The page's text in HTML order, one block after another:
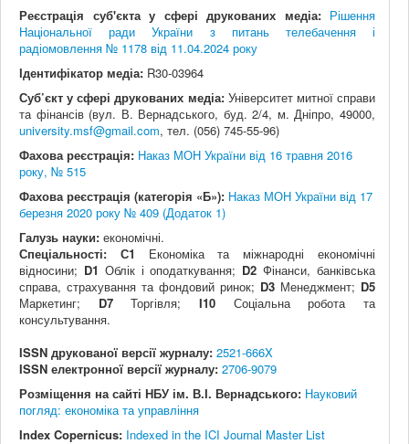
Реєстрація суб'єкта у сфері друкованих медіа: Рішення
Національної ради України з питань телебачення і
радіомовлення № 1178 від 11.04.2024 року
Ідентифікатор медіа: R30-03964
Суб’єкт у сфері друкованих медіа:Університет митної справи
та фінансів (вул. В. Вернадського, буд. 2/4, м. Дніпро, 49000,
university.msf@gmail.com, тел. (056) 745-55-96)
Фахова реєстрація: Наказ МОН України від 16 травня 2016
року, № 515
Фахова реєстрація (категорія «Б»): Наказ МОН України від 17
березня 2020 року № 409 (Додаток 1)
Галузь науки: економічні.
Спеціальності:
С1 Економіка та міжнародні економічні
відносини; D1 Облік і оподаткування; D2 Фінанси, банківська
справа, страхування та фондовий ринок; D3 Менеджмент; D5
Маркетинг; D7Торгівля;I10 Соціальна робота та
консультування.
ISSN друкованої версії журналу: 2521-666X
ISSN електронної версії журналу: 2706-9079
Розміщення на сайті НБУ ім. В.І. Вернадського: Науковий
погляд: економіка та управління
Index Copernicus: Indexed in the ICI Journal Master List